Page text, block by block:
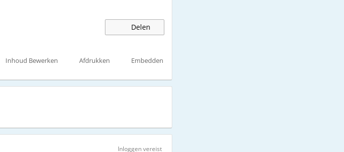
Delen
Inhoud Bewerken Afdrukken Embedden
Inloggen vereist